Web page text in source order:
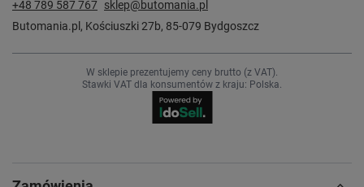
+48 789 587 767 sklep@butomania.pl
Butomania.pl , Kościuszki 27b, 85-079 Bydgoszcz
W sklepie prezentujemy ceny brutto (z VAT).
Stawki VAT dla konsumentów z kraju: Polska.